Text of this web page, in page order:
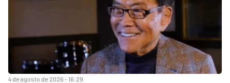
4 de agosto de 2026 - 16:29